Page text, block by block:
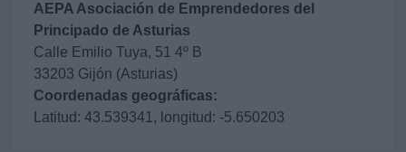
AEPA Asociación de Emprendedores del
Principado de Asturias
Calle Emilio Tuya, 51 4º B
33203 Gijón (Asturias)
Coordenadas geográficas:
Latitud: 43.539341, longitud: -5.650203